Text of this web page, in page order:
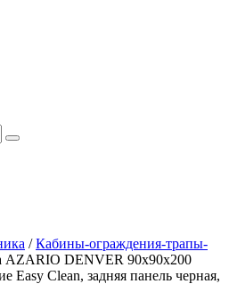
/Кабины-ограждения-трапы-
AZARIO DENVER 90х90х200
Easy Clean, задняя панель черная,